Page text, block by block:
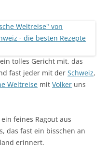
tolles Gericht mit, das
fast jeder mit der Schweiz,
Weltreise mit Volker uns
feines Ragout aus
das fast ein bisschen an
erinnert.